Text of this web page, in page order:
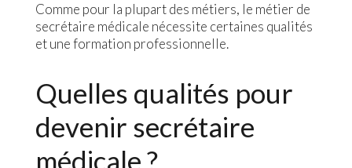
Comme pour la plupart des métiers, le métier de
secrétaire médicale nécessite certaines qualités
et une formation professionnelle.
Quelles qualités pour
devenir secrétaire
médicale ?